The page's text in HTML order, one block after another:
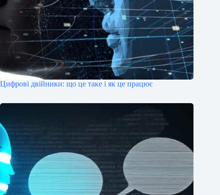
Цифрові двійники: що це таке і як це працює